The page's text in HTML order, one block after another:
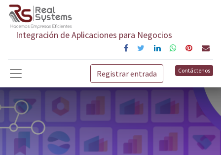
Integración de Aplicaciones para Negocios
Registrar entrada Contáctenos